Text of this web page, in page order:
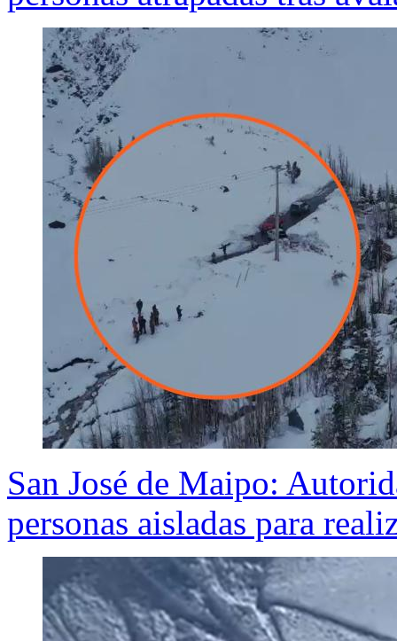
San José de Maipo:
personas aisladas para